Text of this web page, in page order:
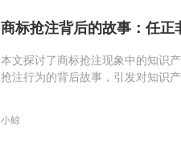
商标抢注背后的故事：任
本文探讨了商标抢注现象中的知识
抢注行为的背后故事，引发对知识产
小鲸